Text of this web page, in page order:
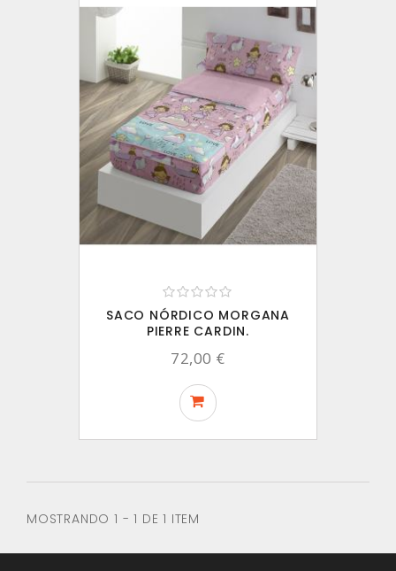
SACO NÓRDICO MORGANA
PIERRE CARDIN.
72,00 €
MOSTRANDO 1 - 1 DE 1 ITEM